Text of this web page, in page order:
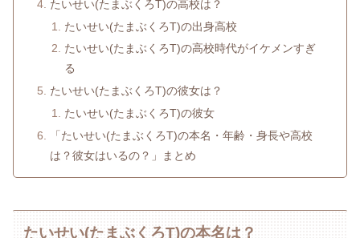
たいせい(たまぶくろT)の高校は？
たいせい(たまぶくろT)の出身高校
たいせい(たまぶくろT)の高校時代がイケメンすぎ
る
たいせい(たまぶくろT)の彼女は？
たいせい(たまぶくろT)の彼女
「たいせい(たまぶくろT)の本名・年齢・身長や高校
は？彼女はいるの？」まとめ
たいせい(たまぶくろT)の本名は？